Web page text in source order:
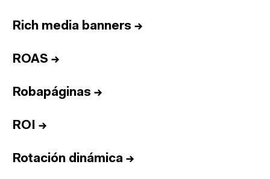
Rich media banners →
ROAS →
Robapáginas →
ROI →
Rotación dinámica →